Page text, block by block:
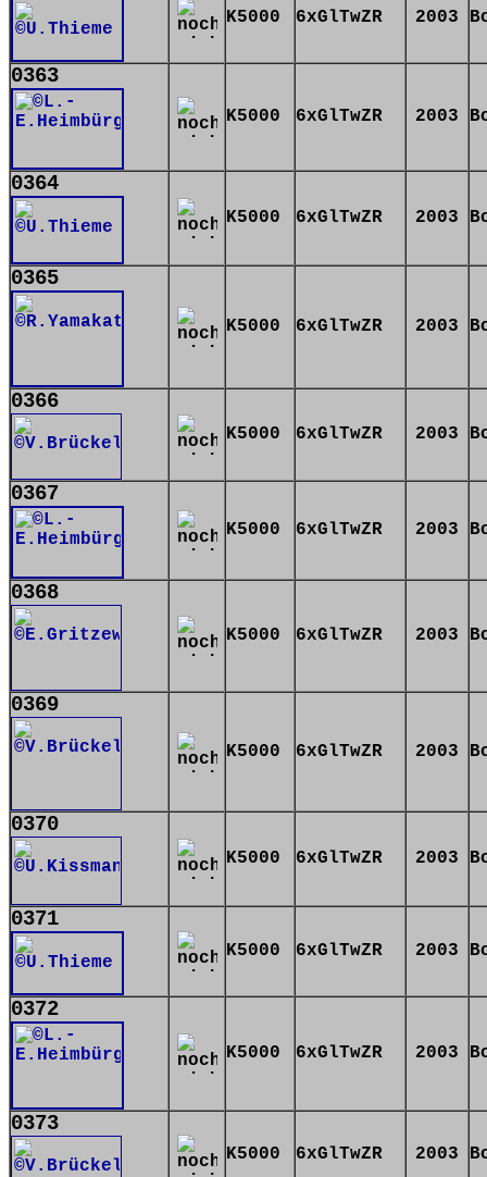
K5000 6xGlTwZR 2003
0363
K5000 6xGlTwZR 2003
0364
K5000 6xGlTwZR 2003
0365
K5000 6xGlTwZR 2003
0366
K5000 6xGlTwZR 2003
0367
K5000 6xGlTwZR 2003
0368
K5000 6xGlTwZR 2003
0369
K5000 6xGlTwZR 2003
0370
K5000 6xGlTwZR 2003
0371
K5000 6xGlTwZR 2003
0372
K5000 6xGlTwZR 2003
0373
K5000 6xGlTwZR 2003